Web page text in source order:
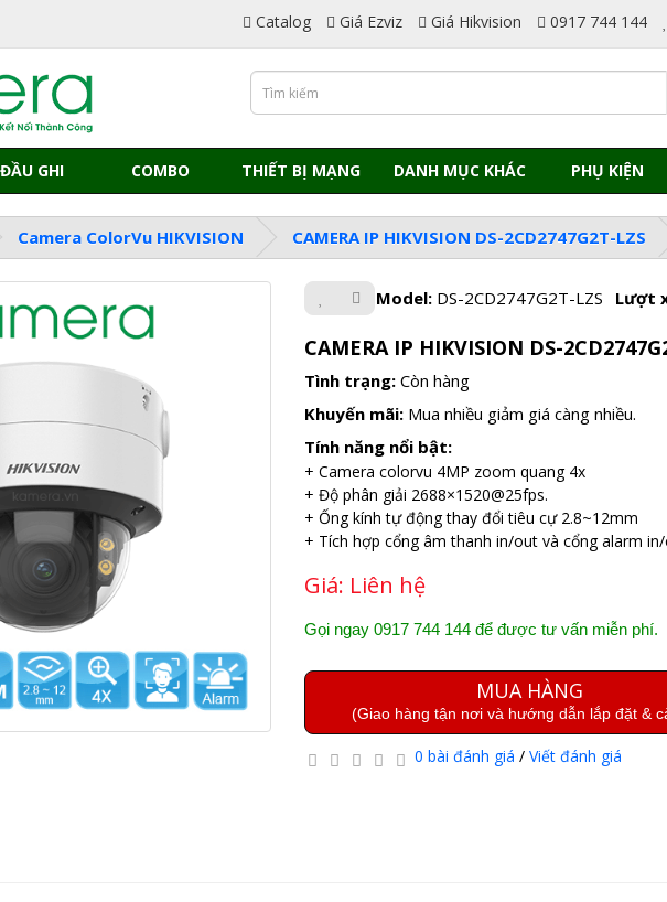
Catalog Giá Ezviz Giá Hikvision 0917 744 144
ĐẦU GHI COMBO THIẾT BỊ MẠNG DANH MỤC KHÁC PHỤ KIỆN
Camera ColorVu HIKVISION CAMERA IP HIKVISION DS-2CD2747G2T-LZS
Model: DS-2CD2747G2T-LZS Lượt
CAMERA IP HIKVISION DS-
Tình trạng: Còn hàng
Khuyến mãi: Mua nhiều giảm giá càng nhiều.
Tính năng nổi bật:
+ Camera colorvu 4MP zoom quang 4x
+ Độ phân giải 2688×1520@25fps.
+ Ống kính tự động thay đổi tiêu cự 2.8~12mm
+ Tích hợp cổng âm thanh in/out và cổng alarm
Giá: Liên hệ
Gọi ngay 0917 744 144 để được tư vấn miễn phí.
MUA HÀNG
(Giao hàng tận nơi và hướng dẫn lắp đặt &
0 bài đánh giá / Viết đánh giá